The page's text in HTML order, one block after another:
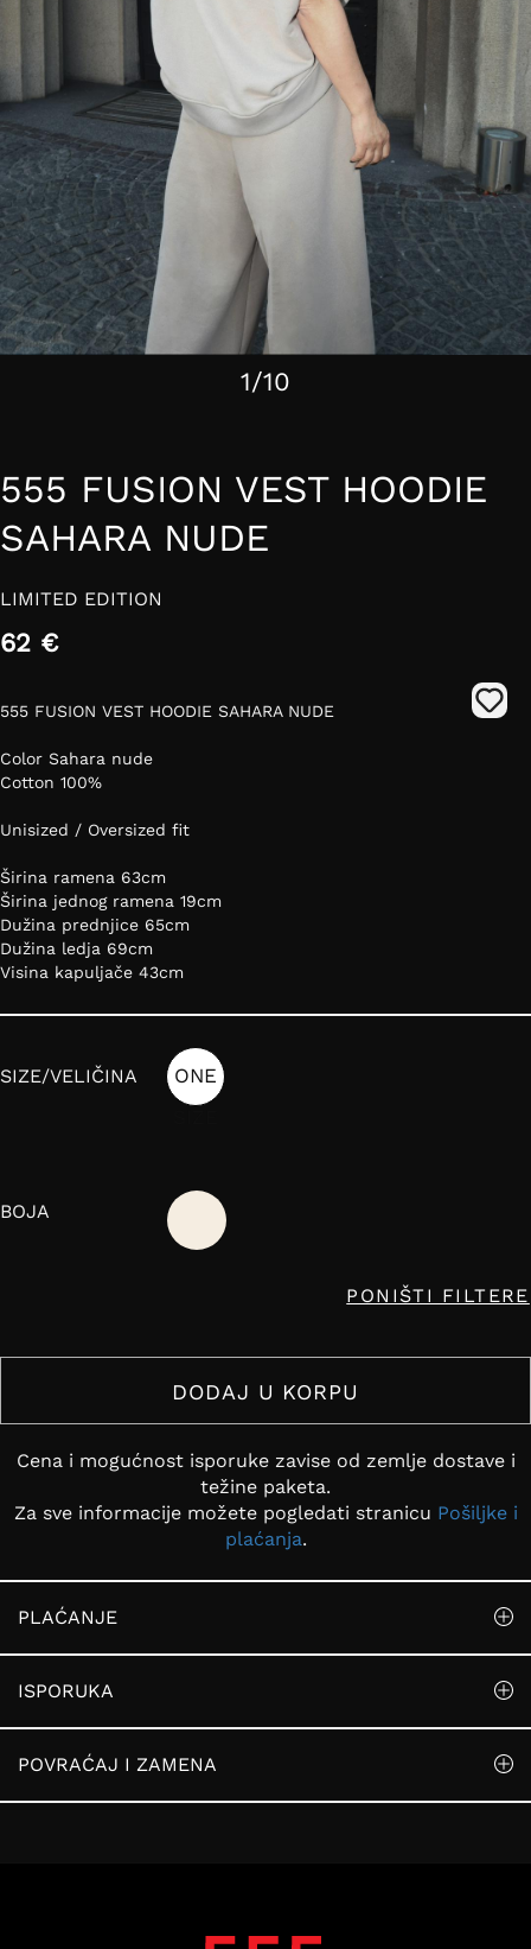
1/10
555 FUSION VEST HOODIE
SAHARA NUDE
LIMITED EDITION
62 €
555 FUSION VEST HOODIE SAHARA NUDE
Color Sahara nude
Cotton 100%
Unisized / Oversized fit
Širina ramena 63cm
Širina jednog ramena 19cm
Dužina prednjice 65cm
Dužina ledja 69cm
Visina kapuljače 43cm
SIZE/VELIČINA
ONE
BOJA
PONIŠTI FILTERE
DODAJ U KORPU
Cena i mogućnost isporuke zavise od zemlje dostave i
težine paketa.
Za sve informacije možete pogledati stranicu Pošiljke i
plaćanja.
PLAĆANJE
ISPORUKA
POVRAĆAJ I ZAMENA